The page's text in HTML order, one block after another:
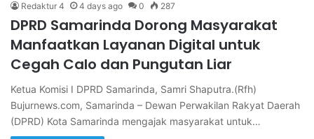
te
Redaktur 4 4 days ago 0 287
DPRD Samarinda Dorong Masyarakat
Manfaatkan Layanan Digital untuk
Cegah Calo dan Pungutan Liar
Ketua Komisi I DPRD Samarinda, Samri Shaputra.(Rfh)
Bujurnews.com, Samarinda – Dewan Perwakilan Rakyat Daerah
(DPRD) Kota Samarinda mengajak masyarakat untuk…